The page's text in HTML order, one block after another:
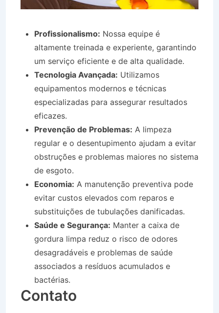
Profissionalismo: Nossa equipe é
altamente treinada e experiente, garantindo
um serviço eficiente e de alta qualidade.
Tecnologia Avançada: Utilizamos
equipamentos modernos e técnicas
especializadas para assegurar resultados
eficazes.
Prevenção de Problemas: A limpeza
regular e o desentupimento ajudam a evitar
obstruções e problemas maiores no sistema
de esgoto.
Economia: A manutenção preventiva pode
evitar custos elevados com reparos e
substituições de tubulações danificadas.
Saúde e Segurança: Manter a caixa de
gordura limpa reduz o risco de odores
desagradáveis e problemas de saúde
associados a resíduos acumulados e
bactérias.
Contato